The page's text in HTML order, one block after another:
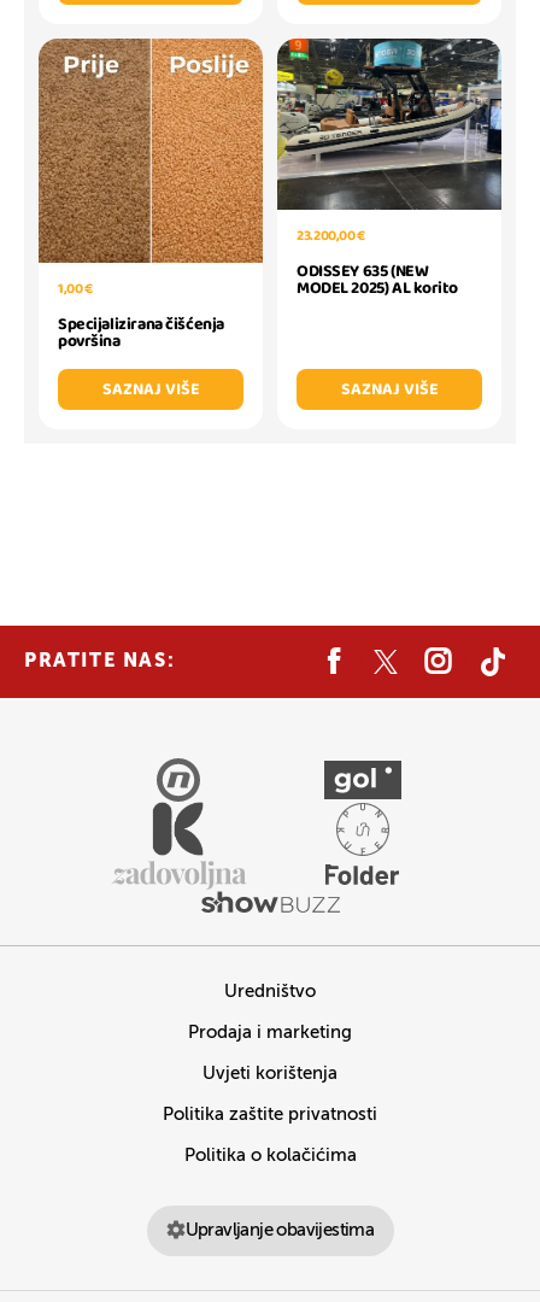
1,00 €
Specijalizirana čišćenja
površina
SAZNAJ VIŠE
23.200,00 €
ODISSEY 635 (NEW
MODEL 2025) AL korito
SAZNAJ VIŠE
PRATITE NAS:
Uredništvo
Prodaja i marketing
Uvjeti korištenja
Politika zaštite privatnosti
Politika o kolačićima
Upravljanje obavijestima